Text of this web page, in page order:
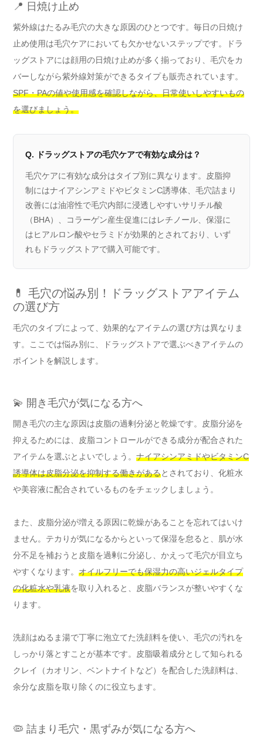
📍 日焼け止め
紫外線はたるみ毛穴の大きな原因のひとつです。毎日の日焼け
止め使用は毛穴ケアにおいても欠かせないステップです。ドラ
ッグストアには顔用の日焼け止めが多く揃っており、毛穴をカ
バーしながら紫外線対策ができるタイプも販売されています。
SPF・PAの値や使用感を確認しながら、日常使いしやすいもの
を選びましょう。
Q. ドラッグストアの毛穴ケアで有効な成分は？
毛穴ケアに有効な成分はタイプ別に異なります。皮脂抑
制にはナイアシンアミドやビタミンC誘導体、毛穴詰まり
改善には油溶性で毛穴内部に浸透しやすいサリチル酸
（BHA）、コラーゲン産生促進にはレチノール、保湿に
はヒアルロン酸やセラミドが効果的とされており、いず
れもドラッグストアで購入可能です。
💊 毛穴の悩み別！ドラッグストアアイテム
の選び方
毛穴のタイプによって、効果的なアイテムの選び方は異なりま
す。ここでは悩み別に、ドラッグストアで選ぶべきアイテムの
ポイントを解説します。
💫 開き毛穴が気になる方へ
開き毛穴の主な原因は皮脂の過剰分泌と乾燥です。皮脂分泌を
抑えるためには、皮脂コントロールができる成分が配合された
アイテムを選ぶとよいでしょう。 ナイアシンアミドやビタミンC
誘導体は皮脂分泌を抑制する働きがあるとされており、化粧水
や美容液に配合されているものをチェックしましょう。
また、皮脂分泌が増える原因に乾燥があることを忘れてはいけ
ません。テカりが気になるからといって保湿を怠ると、肌が水
分不足を補おうと皮脂を過剰に分泌し、かえって毛穴が目立ち
やすくなります。 オイルフリーでも保湿力の高いジェルタイプ
の化粧水や乳液を取り入れると、皮脂バランスが整いやすくな
ります。
洗顔はぬるま湯で丁寧に泡立てた洗顔料を使い、毛穴の汚れを
しっかり落とすことが基本です。皮脂吸着成分として知られる
クレイ（カオリン、ベントナイトなど）を配合した洗顔料は、
余分な皮脂を取り除くのに役立ちます。
🦠 詰まり毛穴・黒ずみが気になる方へ